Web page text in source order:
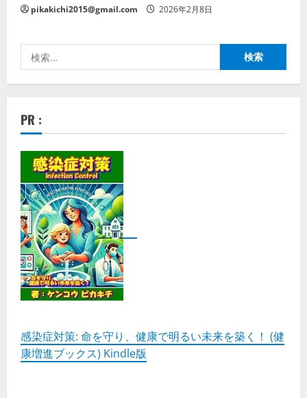
pikakichi2015@gmail.com 2026年2月8日
索:
PR :
感染症対策: 命を守り、健康で明るい未来を築く！ (健
康増進ブックス) Kindle版